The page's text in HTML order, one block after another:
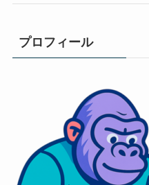
プロフィール